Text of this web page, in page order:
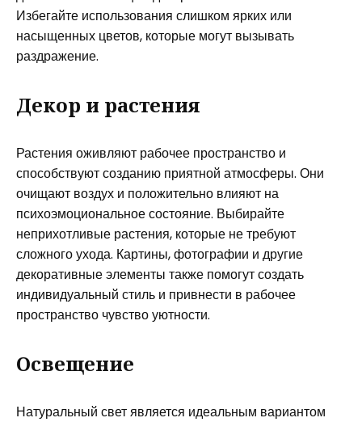
Избегайте использования слишком ярких или
насыщенных цветов, которые могут вызывать
раздражение.
Декор и растения
Растения оживляют рабочее пространство и
способствуют созданию приятной атмосферы. Они
очищают воздух и положительно влияют на
психоэмоциональное состояние. Выбирайте
неприхотливые растения, которые не требуют
сложного ухода. Картины, фотографии и другие
декоративные элементы также помогут создать
индивидуальный стиль и привнести в рабочее
пространство чувство уютности.
Освещение
Натуральный свет является идеальным вариантом